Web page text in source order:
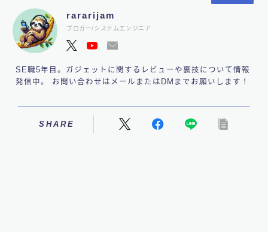
rararijam
ブロガー/システムエンジニア
SE職5年目。ガジェットに関するレビューや裏技について情報
発信中。 お問い合わせはメールまたはDMまでお願いします！
SHARE